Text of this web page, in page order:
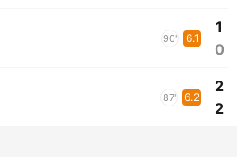
90' 6.1
1
0
87' 6.2
2
2